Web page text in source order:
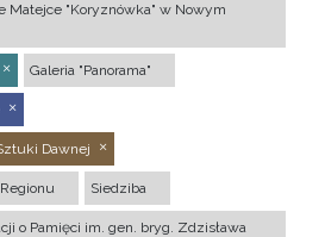
Matejce "Koryznówka" w Nowym
Galeria "Panorama"
Dawnej
Siedziba
o Pamięci im. gen. bryg. Zdzisława